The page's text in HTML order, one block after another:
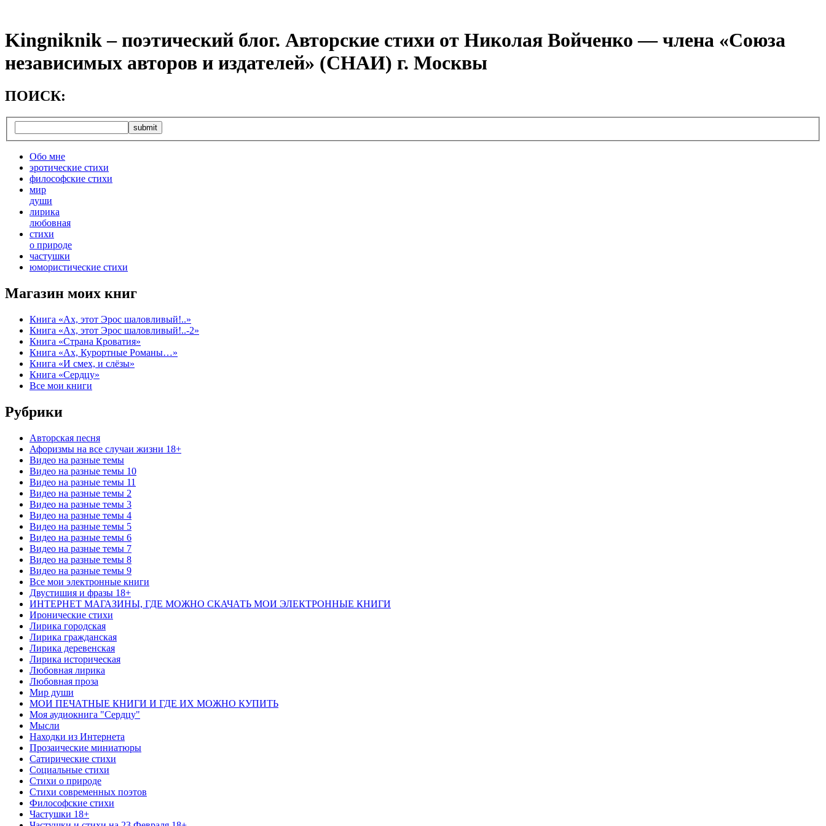
Kingniknik – поэтический блог. Авторские стихи от Николая Войченко — члена «Союза
независимых авторов и издателей» (СНАИ) г. Москвы
ПОИСК:
Обо мне
эротические стихи
философские стихи
мир
души
лирика
любовная
cтихи
о природе
частушки
юмористические стихи
Магазин моих книг
Книга «Ах, этот Эрос шаловливый!..»
Книга «Ах, этот Эрос шаловливый!..-2»
Книга «Страна Кроватия»
Книга «Ах, Курортные Романы…»
Книга «И смех, и слёзы»
Книга «Сердцу»
Все мои книги
Рубрики
Авторская песня
Афоризмы на все случаи жизни 18+
Видео на разные темы
Видео на разные темы 10
Видео на разные темы 11
Видео на разные темы 2
Видео на разные темы 3
Видео на разные темы 4
Видео на разные темы 5
Видео на разные темы 6
Видео на разные темы 7
Видео на разные темы 8
Видео на разные темы 9
Все мои электронные книги
Двустишия и фразы 18+
ИНТЕРНЕТ МАГАЗИНЫ, ГДЕ МОЖНО СКАЧАТЬ МОИ ЭЛЕКТРОННЫЕ КНИГИ
Иронические стихи
Лирика городская
Лирика гражданская
Лирика деревенская
Лирика историческая
Любовная лирика
Любовная проза
Мир души
МОИ ПЕЧАТНЫЕ КНИГИ И ГДЕ ИХ МОЖНО КУПИТЬ
Моя аудиокнига "Сердцу"
Мысли
Находки из Интернета
Прозаические миниатюры
Сатирические стихи
Социальные стихи
Стихи о природе
Стихи современных поэтов
Философские стихи
Частушки 18+